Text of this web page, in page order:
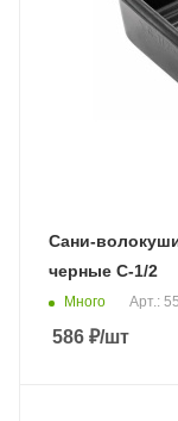
Сани-
черные С-1/2
Много Арт.:
586 ₽/шт